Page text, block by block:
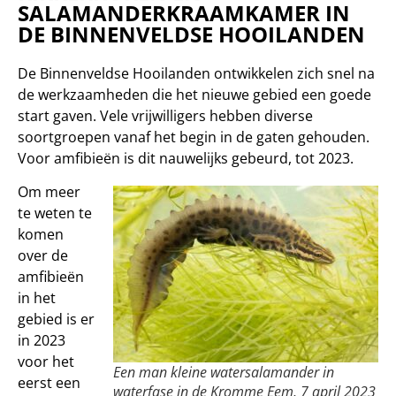
SALAMANDERKRAAMKAMER IN
DE BINNENVELDSE HOOILANDEN
De Binnenveldse Hooilanden ontwikkelen zich snel na
de werkzaamheden die het nieuwe gebied een goede
start gaven. Vele vrijwilligers hebben diverse
soortgroepen vanaf het begin in de gaten gehouden.
Voor amfibieën is dit nauwelijks gebeurd, tot 2023.
Een man kleine watersalamander in
waterfase in de Kromme Eem, 7 april 2023
Om meer
te weten te
komen
over de
amfibieën
in het
gebied is er
in 2023
voor het
eerst een